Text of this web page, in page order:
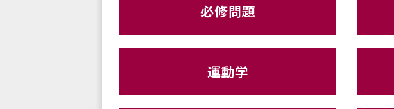
必修問題
運動学